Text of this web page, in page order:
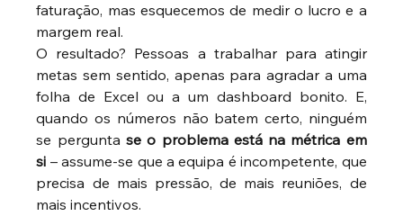
faturação, mas esquecemos de medir o lucro e a
margem real.
O resultado? Pessoas a trabalhar para atingir
metas sem sentido, apenas para agradar a uma
folha de Excel ou a um dashboard bonito. E,
quando os números não batem certo, ninguém
se pergunta se o problema está na métrica em
si – assume-se que a equipa é incompetente, que
precisa de mais pressão, de mais reuniões, de
mais incentivos.